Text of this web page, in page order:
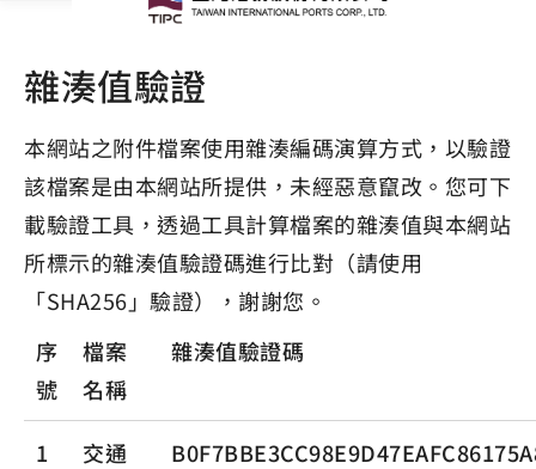
雜湊值驗證
本網站之附件檔案使用雜湊編碼演算方式，以驗證
該檔案是由本網站所提供，未經惡意竄改。您可下
載驗證工具，透過工具計算檔案的雜湊值與本網站
所標示的雜湊值驗證碼進行比對（請使用
「SHA256」驗證），謝謝您。
序
號
檔案
名稱
雜湊值驗證碼
1
交通